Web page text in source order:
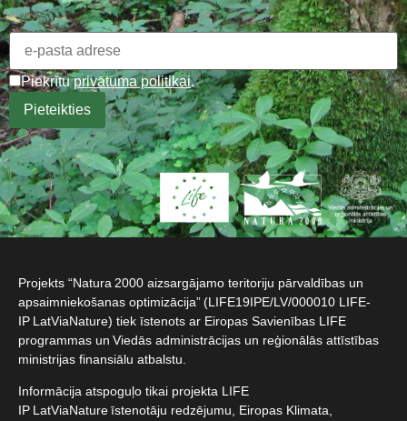
Piekrītuprivātuma politikai.
Projekts “Natura 2000 aizsargājamo teritoriju pārvaldības un
apsaimniekošanas optimizācija” (LIFE19IPE/LV/000010 LIFE-
IP LatViaNature) tiek īstenots ar Eiropas Savienības LIFE
programmas un Viedās administrācijas un reģionālās attīstības
ministrijas finansiālu atbalstu.​
Informācija atspoguļo tikai projekta LIFE
IP LatViaNature īstenotāju redzējumu, Eiropas Klimata,